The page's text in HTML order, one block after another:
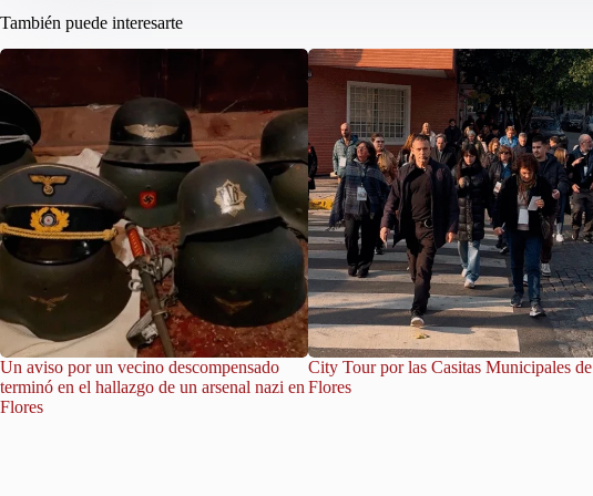
También puede interesarte
Un aviso por un vecino descompensado
terminó en el hallazgo de un arsenal nazi en
Flores
City Tour por las Casitas Municipales de
Flores